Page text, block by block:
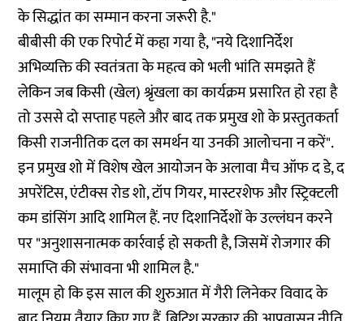
के सिद्धांत का सम्मान करना जरूरी है."
बीबीसी की एक रिपोर्ट में कहा गया है, "नये दिशानिर्देश
अभिव्यक्ति की स्वतंत्रता के महत्व को भली भांति समझते हैं
लेकिन जब किसी (खेल) श्रृंखला का कार्यक्रम प्रसारित हो रहा है
तो उससे दो सप्ताह पहले और बाद तक प्रमुख शो के प्रस्तुतकर्ता
किसी राजनीतिक दल का समर्थन या उनकी आलोचना न करें".
इन प्रमुख शो में विशेष खेल आयोजन के अलावा मैच ऑफ द डे, द
अपरेंटिस, एंटीक्स रोड शो, टॉप गियर, मास्टरशेफ और स्ट्रिक्टली
कम डांसिंग आदि शामिल हैं. नए दिशानिर्देशों के उल्लंघन करने
पर "अनुशासनात्मक कार्रवाई हो सकती है, जिसमें रोजगार की
समाप्ति की संभावना भी शामिल है."
मालूम हो कि इस साल की शुरुआत में गैरी लिनेकर विवाद के